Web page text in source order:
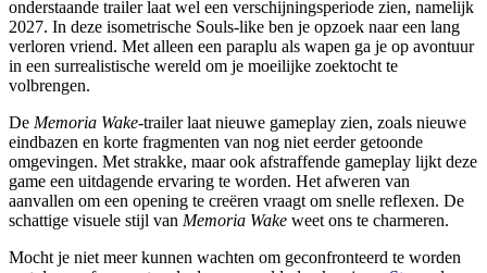
onderstaande trailer laat wel een verschijningsperiode zien, namelijk
2027. In deze isometrische Souls-like ben je opzoek naar een lang
verloren vriend. Met alleen een paraplu als wapen ga je op avontuur
in een surrealistische wereld om je moeilijke zoektocht te
volbrengen.
De Memoria Wake-trailer laat nieuwe gameplay zien, zoals nieuwe
eindbazen en korte fragmenten van nog niet eerder getoonde
omgevingen. Met strakke, maar ook afstraffende gameplay lijkt deze
game een uitdagende ervaring te worden. Het afweren van
aanvallen om een opening te creëren vraagt om snelle reflexen. De
schattige visuele stijl van Memoria Wake weet ons te charmeren.
Mocht je niet meer kunnen wachten om geconfronteerd te worden